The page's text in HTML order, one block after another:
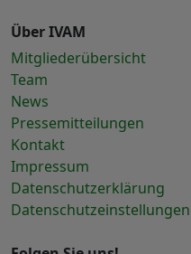
Über IVAM
Mitgliederübersicht
Team
News
Pressemitteilungen
Kontakt
Impressum
Datenschutzerklärung
Datenschutzeinstellungen